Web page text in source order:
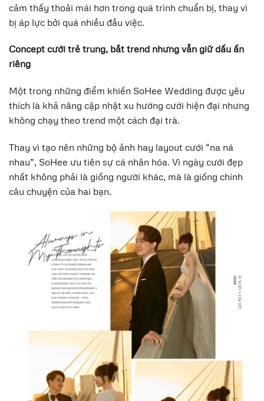
cảm thấy thoải mái hơn trong quá trình chuẩn bị, thay vì
bị áp lực bởi quá nhiều đầu việc.
Concept cưới trẻ trung, bắt trend nhưng vẫn giữ dấu ấn
riêng
Một trong những điểm khiến SoHee Wedding được yêu
thích là khả năng cập nhật xu hướng cưới hiện đại nhưng
không chạy theo trend một cách đại trà.
Thay vì tạo nên những bộ ảnh hay layout cưới “na ná
nhau”, SoHee ưu tiên sự cá nhân hóa. Vì ngày cưới đẹp
nhất không phải là giống người khác, mà là giống chính
câu chuyện của hai bạn.